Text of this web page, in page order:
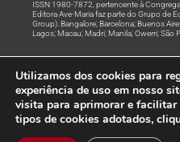
ISSN 1980-7872, pertencente à
Editora Ave-Maria faz parte do Grupo de
Group). Bangalore; Barcelona; Buenos
Lagos; Macau; Madri; Manila; Owerri; São
© Todos os Direitos
Utilizamos dos cookies para
experiência de uso em nosso
visita para aprimorar e facilitar
tipos de cookies adotados,